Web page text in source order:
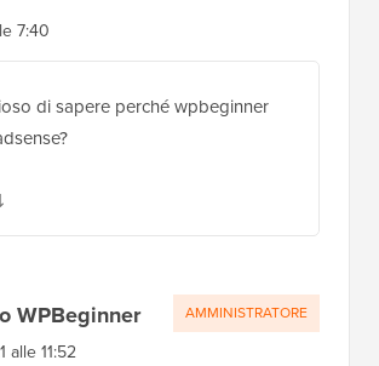
7:40
di sapere perché wpbeginner
WPBeginner
alle 11:52
AMMINISTRATORE